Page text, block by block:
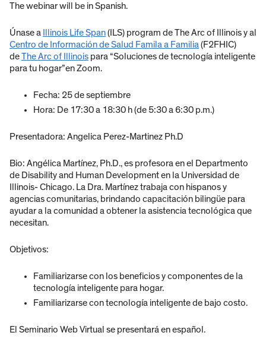
The webinar will be in Spanish.
Únase a Illinois Life Span(ILS) program de The Arc of Illinois y al
Centro de Información de Salud Famila a Familia (F2FHIC)
deThe Arc of Illinois para “Soluciones de tecnología inteligente
para tu hogar”en Zoom.
Fecha: 25 de septiembre
Hora: De 17:30 a 18:30 h (de 5:30 a 6:30 p.m.)
Presentadora: Angelica Perez-Martinez Ph.D
Bio: Angélica Martínez, Ph.D., es profesora en el Departmento
de Disability and Human Development en la Universidad de
Illinois- Chicago. La Dra. Martínez trabaja con hispanos y
agencias comunitarias, brindando capacitación bilingüe para
ayudar a la comunidad a obtener la asistencia tecnológica que
necesitan.
Objetivos:
Familiarizarse con los beneficios y componentes de la
tecnología inteligente para hogar.
Familiarizarse con tecnología inteligente de bajo costo.
El Seminario Web Virtual se presentará en español.